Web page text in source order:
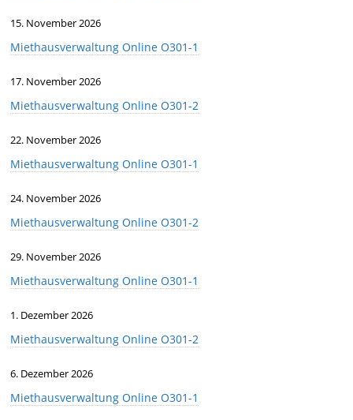
15. November 2026
Miethausverwaltung Online O301-1
17. November 2026
Miethausverwaltung Online O301-2
22. November 2026
Miethausverwaltung Online O301-1
24. November 2026
Miethausverwaltung Online O301-2
29. November 2026
Miethausverwaltung Online O301-1
1. Dezember 2026
Miethausverwaltung Online O301-2
6. Dezember 2026
Miethausverwaltung Online O301-1